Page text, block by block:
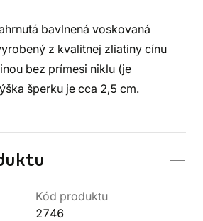
bavlnená voskovaná
z kvalitnej zliatiny cínu
bez prímesi niklu (je
šperku je cca 2,5 cm.
Kód produktu
2746